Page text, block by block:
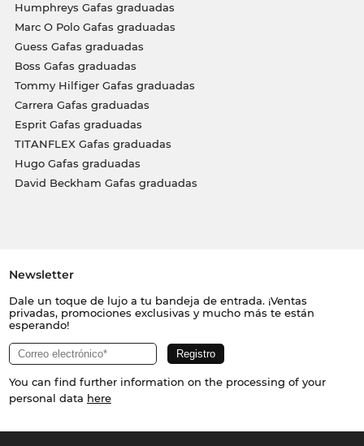
Humphreys Gafas graduadas
Marc O Polo Gafas graduadas
Guess Gafas graduadas
Boss Gafas graduadas
Tommy Hilfiger Gafas graduadas
Carrera Gafas graduadas
Esprit Gafas graduadas
TITANFLEX Gafas graduadas
Hugo Gafas graduadas
David Beckham Gafas graduadas
Newsletter
Dale un toque de lujo a tu bandeja de entrada. ¡Ventas
privadas, promociones exclusivas y mucho más te están
esperando!
You can find further information on the processing of your
personal data here